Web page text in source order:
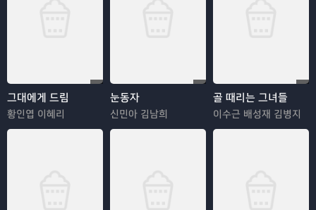
그대에게 드림
황인엽 이혜리
눈동자
신민아 김남희
골 때리는 그녀들
이수근 배성재 김병지